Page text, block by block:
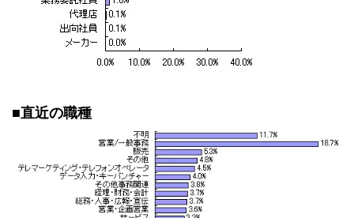
■直近の職種